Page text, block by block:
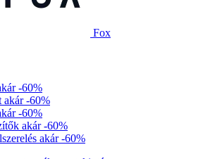
Fox
-60%
akár -60%
-60%
akár -60%
akár -60%